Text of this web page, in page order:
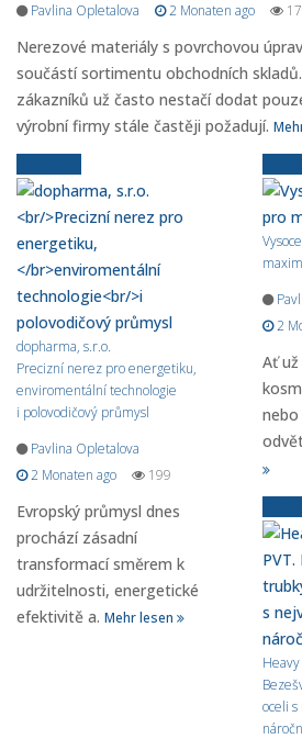
Pavlina Opletalova 2 Monaten ago
Nerezové materiály s povrchovou
součástí sortimentu obchodních
zákazníků už často nestačí dodat
výrobní firmy stále častěji požadují.
dopharma, s.r.o.
Precizní nerez pro energetiku,
enviromentální technologie
i polovodičový průmysl
Pavlina Opletalova
2 Monaten ago
199
Evropský průmysl dnes
prochází zásadní
transformací směrem k
udržitelnosti, energetické
efektivitě a. Mehr lesen
2
Ať
oceli